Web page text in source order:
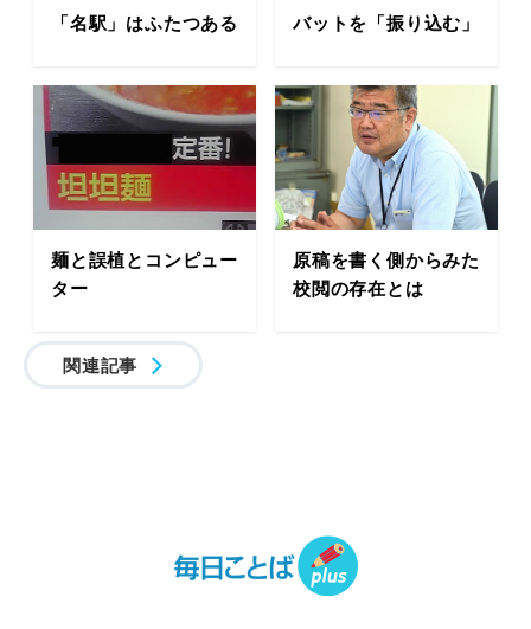
「名駅」はふたつある バットを「振り込む」
麺と誤植とコンピュー
ター
原稿を書く側からみた
校閲の存在とは
関連記事